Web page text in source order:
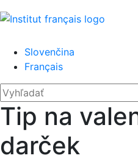
Slovenčina
Français
'.__('Search').'
Zatvoriť
Hľadať:
Tip na
darček